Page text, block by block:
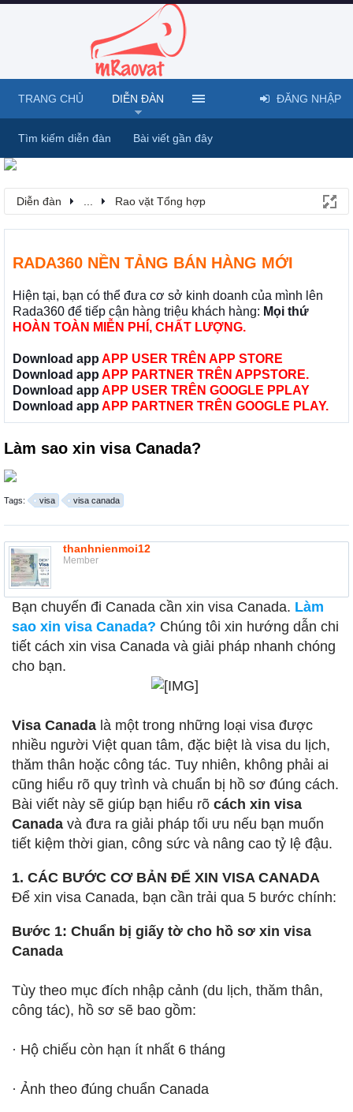
Diễn đàn Rao vặt Tổng hợp
RADA360 NỀN TẢNG BÁN HÀNG MỚI
Hiện tại, bạn có thể đưa cơ sở kinh doanh của mình lên
Rada360 để tiếp cận hàng triệu khách hàng: Mọi thứ
HOÀN TOÀN MIỄN PHÍ, CHẤT LƯỢNG.
Download app APP USER TRÊN APP STORE
Download app APP PARTNER TRÊN APPSTORE.
Download app APP USER TRÊN GOOGLE PPLAY
Download app APP PARTNER TRÊN GOOGLE PLAY.
Làm sao xin visa Canada?
Tags: visa visa canada
thanhnienmoi12
Member
Bạn chuyến đi Canada cần xin visa Canada. Làm
sao xin visa Canada? Chúng tôi xin hướng dẫn chi
tiết cách xin visa Canada và giải pháp nhanh chóng
cho bạn.
Visa Canada là một trong những loại visa được
nhiều người Việt quan tâm, đặc biệt là visa du lịch,
thăm thân hoặc công tác. Tuy nhiên, không phải ai
cũng hiểu rõ quy trình và chuẩn bị hồ sơ đúng cách.
Bài viết này sẽ giúp bạn hiểu rõ cách xin visa
Canada và đưa ra giải pháp tối ưu nếu bạn muốn
tiết kiệm thời gian, công sức và nâng cao tỷ lệ đậu.
1. CÁC BƯỚC CƠ BẢN ĐỂ XIN VISA CANADA
Để xin visa Canada, bạn cần trải qua 5 bước chính:
Bước 1: Chuẩn bị giấy tờ cho hồ sơ xin visa
Canada
Tùy theo mục đích nhập cảnh (du lịch, thăm thân,
công tác), hồ sơ sẽ bao gồm:
· Hộ chiếu còn hạn ít nhất 6 tháng
· Ảnh theo đúng chuẩn Canada
TRANG CHỦ DIỄN ĐÀN
Tìm kiếm diễn đàn Bài viết gần đây
ĐĂNG NHẬP